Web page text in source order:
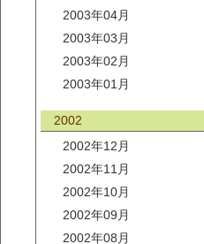
2003年04月
2003年03月
2003年02月
2003年01月
2002
2002年12月
2002年11月
2002年10月
2002年09月
2002年08月